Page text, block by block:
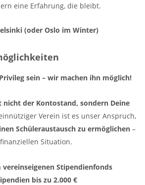
eine Erfahrung, die bleibt.
(oder Oslo im Winter)
sein – wir machen ihn möglich!
nicht der Kontostand, sondern Deine
Verein ist es unser Anspruch,
Schüleraustausch zu ermöglichen –
Situation.
vereinseigenen Stipendienfonds
bis zu 2.000 €